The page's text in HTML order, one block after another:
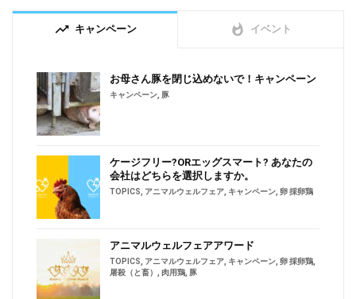
trending_up キャンペーン whatshot イベント
お母さん豚を閉じ込めないで！キャンペーン
キャンペーン 豚
ケージフリー?ORエッグスマート? あなたの
会社はどちらを選択しますか。
TOPICS アニマルウェルフェア キャンペーン 卵 採卵鶏
アニマルウェルフェアアワード
TOPICS アニマルウェルフェア キャンペーン 卵 採卵鶏
屠殺（と畜）
肉用鶏 豚